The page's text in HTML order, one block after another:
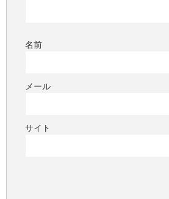
名前
メール
サイト